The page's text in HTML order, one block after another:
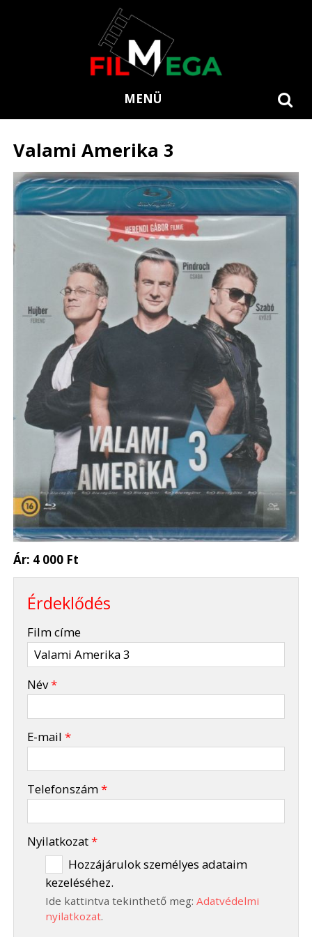
MENÜ
Valami Amerika 3
Ár: 4 000 Ft
Érdeklődés
Film címe
Név*
E-mail*
Telefonszám*
Nyilatkozat*
Hozzájárulok személyes adataim
kezeléséhez.
Ide kattintva tekinthető meg: Adatvédelmi
nyilatkozat.